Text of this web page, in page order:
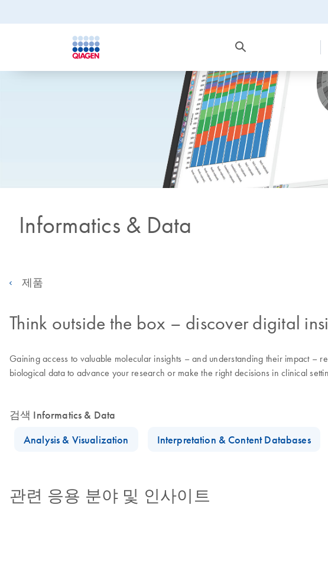
Informatics & Data
제품
Think outside the box – discover digital
Gaining access to valuable molecular insights – and understanding their impact –
biological data to advance your research or make the right decisions in clinical
검색 Informatics & Data
Analysis & Visualization
Interpretation & Content Databases
관련 응용 분야 및 인사이트